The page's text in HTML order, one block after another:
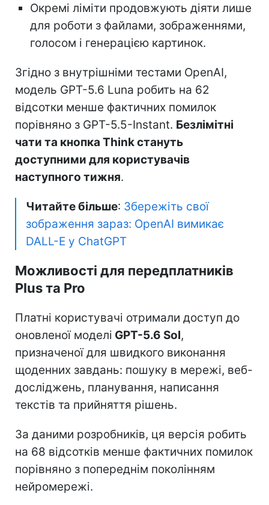
Окремі ліміти продовжують діяти лише
для роботи з файлами, зображеннями,
голосом і генерацією картинок.
Згідно з внутрішніми тестами OpenAI,
модель GPT-5.6 Luna робить на 62
відсотки менше фактичних помилок
порівняно з GPT-5.5-Instant. Безлімітні
чати та кнопка Think стануть
доступними для користувачів
наступного тижня.
Читайте більше: Збережіть свої
зображення зараз: OpenAI вимикає
DALL-E у ChatGPT
Можливості для передплатників
Plus та Pro
Платні користувачі отримали доступ до
оновленої моделі GPT-5.6 Sol,
призначеної для швидкого виконання
щоденних завдань: пошуку в мережі, веб-
досліджень, планування, написання
текстів та прийняття рішень.
За даними розробників, ця версія робить
на 68 відсотків менше фактичних помилок
порівняно з попереднім поколінням
нейромережі.